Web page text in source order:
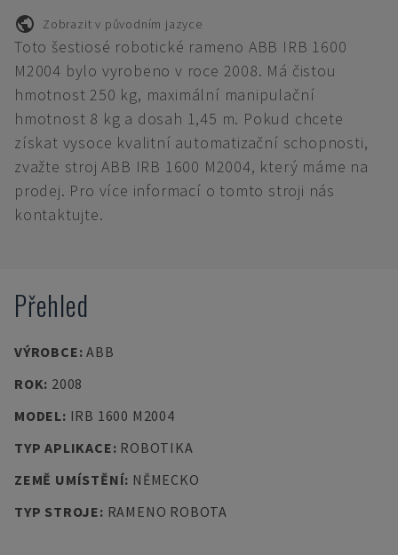
Zobrazit v původním jazyce
Toto šestiosé robotické rameno ABB IRB 1600
M2004 bylo vyrobeno v roce 2008. Má čistou
hmotnost 250 kg, maximální manipulační
hmotnost 8 kg a dosah 1,45 m. Pokud chcete
získat vysoce kvalitní automatizační schopnosti,
zvažte stroj ABB IRB 1600 M2004, který máme na
prodej. Pro více informací o tomto stroji nás
kontaktujte.
Přehled
VÝROBCE:ABB
ROK: 2008
MODEL: IRB 1600 M2004
TYP APLIKACE: ROBOTIKA
ZEMĚ UMÍSTĚNÍ: NĚMECKO
TYP STROJE: RAMENO ROBOTA